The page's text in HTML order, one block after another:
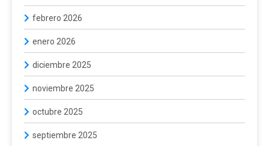
febrero 2026
enero 2026
diciembre 2025
noviembre 2025
octubre 2025
septiembre 2025